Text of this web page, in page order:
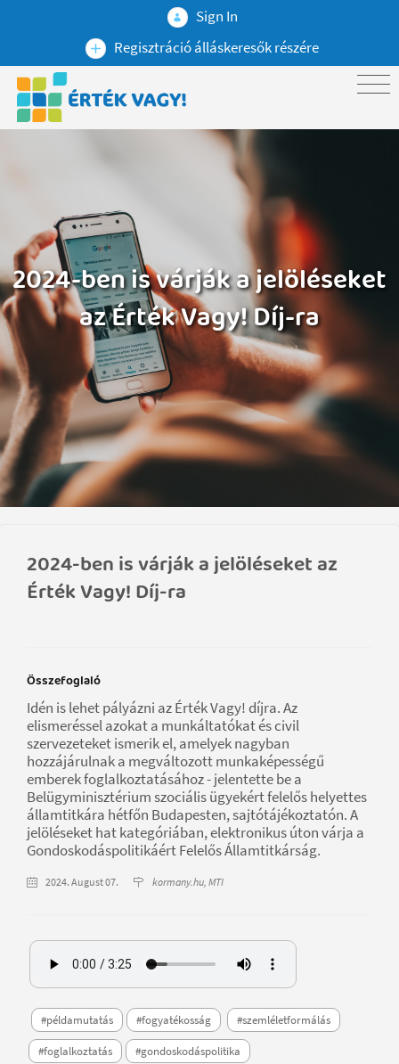
Sign In
Regisztráció álláskeresők részére
2024-ben is várják a jelöléseket
az Érték Vagy! Díj-ra
2024-ben is várják a jelöléseket az
Érték Vagy! Díj-ra
Összefoglaló
Idén is lehet pályázni az Érték Vagy! díjra. Az
elismeréssel azokat a munkáltatókat és civil
szervezeteket ismerik el, amelyek nagyban
hozzájárulnak a megváltozott munkaképességű
emberek foglalkoztatásához - jelentette be a
Belügyminisztérium szociális ügyekért felelős helyettes
államtitkára hétfőn Budapesten, sajtótájékoztatón. A
jelöléseket hat kategóriában, elektronikus úton várja a
Gondoskodáspolitikáért Felelős Államtitkárság.
2024. August 07. kormany.hu, MTI
#példamutatás #fogyatékosság #szemléletformálás
#foglalkoztatás #gondoskodáspolitika